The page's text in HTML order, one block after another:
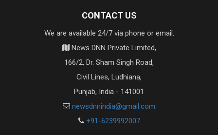
CONTACT US
We are available 24/7 via phone or email.
News DNN Private Limited,
166/2, Dr. Sham Singh Road,
Civil Lines, Ludhiana,
Punjab, India - 141001
newsdnnindia@gmail.com
+91-6239992007